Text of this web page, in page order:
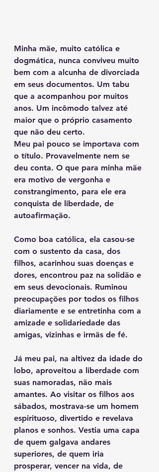
Minha mãe, muito católica e
dogmática, nunca conviveu muito
bem com a alcunha de divorciada
em seus documentos. Um tabu
que a acompanhou por muitos
anos. Um incômodo talvez até
maior que o próprio casamento
que não deu certo.
Meu pai pouco se importava com
o título. Provavelmente nem se
deu conta. O que para minha mãe
era motivo de vergonha e
constrangimento, para ele era
conquista de liberdade, de
autoafirmação.
Como boa católica, ela casou-se
com o sustento da casa, dos
filhos, acarinhou suas doenças e
dores, encontrou paz na solidão e
em seus devocionais. Ruminou
preocupações por todos os filhos
diariamente e se entretinha com a
amizade e solidariedade das
amigas, vizinhas e irmãs de fé.
Já meu pai, na altivez da idade do
lobo, aproveitou a liberdade com
suas namoradas, não mais
amantes. Ao visitar os filhos aos
sábados, mostrava-se um homem
espirituoso, divertido e revelava
planos e sonhos. Vestia uma capa
de quem galgava andares
superiores, de quem iria
prosperar, vencer na vida, de